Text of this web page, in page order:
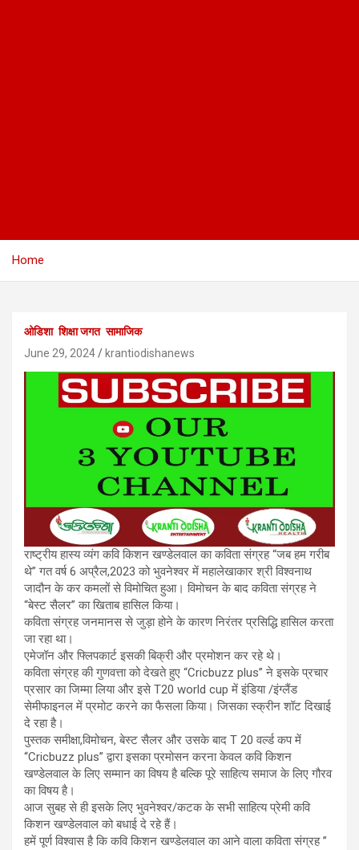
Home
ओडिशा शिक्षा जगत सामाजिक
June 29, 2024
krantiodishanews
राष्ट्रीय हास्य व्यंग कवि किशन खण्डेलवाल का कविता संग्रह “जब हम गरीब
थे” गत वर्ष 6 अप्रैल,2023 को भुवनेश्वर में महालेखाकार श्री विश्वनाथ
जादौन के कर कमलों से विमोचित हुआ। विमोचन के बाद कविता संग्रह ने
“बेस्ट सैलर” का खिताब हासिल किया।
कविता संग्रह जनमानस से जुड़ा होने के कारण निरंतर प्रसिद्धि हासिल करता
जा रहा था।
एमेजॉन और फ्लिपकार्ट इसकी बिक्री और प्रमोशन कर रहे थे।
कविता संग्रह की गुणवत्ता को देखते हुए “Cricbuzz plus” ने इसके प्रचार
प्रसार का जिम्मा लिया और इसे T20 world cup में इंडिया /इंग्लैंड
सेमीफाइनल में प्रमोट करने का फैसला किया। जिसका स्क्रीन शॉट दिखाई
दे रहा है।
पुस्तक समीक्षा,विमोचन, बेस्ट सैलर और उसके बाद T 20 वर्ल्ड कप में
“Cricbuzz plus” द्वारा इसका प्रमोसन करना केवल कवि किशन
खण्डेलवाल के लिए सम्मान का विषय है बल्कि पूरे साहित्य समाज के लिए गौरव
का विषय है।
आज सुबह से ही इसके लिए भुवनेश्वर/कटक के सभी साहित्य प्रेमी कवि
किशन खण्डेलवाल को बधाई दे रहे हैं।
हमें पूर्ण विश्वास है कि कवि किशन खण्डेलवाल का आने वाला कविता संग्रह ”